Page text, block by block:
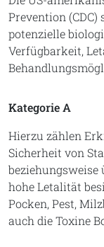
Prevention
potenzielle
Verfügbarkeit,
Kategorie A
Hierzu zählen
Sicherheit von
beziehungsweise
hohe Letalität
Pocken, Pest,
auch die Toxine